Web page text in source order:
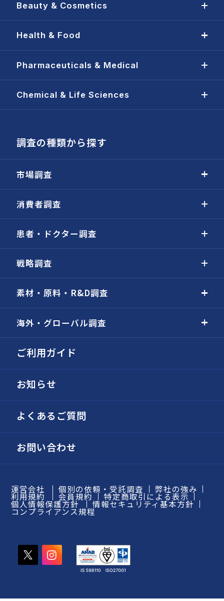
Beauty & Cosmetics
Health & Food
Pharmaceuticals & Medical
Chemical & Life Sciences
調査の種類から探す
市場調査
消費者調査
患者・ドクター調査
戦略調査
素材・原料・R&D調査
海外・グローバル調査
ご利用ガイド
お知らせ
よくあるご質問
お問い合わせ
運営会社 個別の依頼・受託調査 弊社の強み
利用規約 会員規約 特定商取引による表示
個人情報保護方針 情報セキュリティ基本方針
コンプライアンス規程